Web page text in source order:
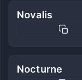
Novalis
Nocturne